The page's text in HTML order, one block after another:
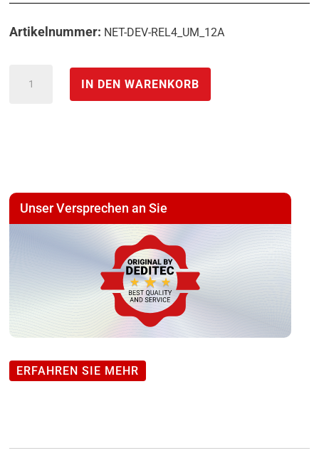
Artikelnummer: NET-DEV-REL4_UM_12A
*
NET-
Umschalt-
Ausgängen
IN DEN WARENKORB
Unser Versprechen an Sie
ERFAHREN SIE MEHR